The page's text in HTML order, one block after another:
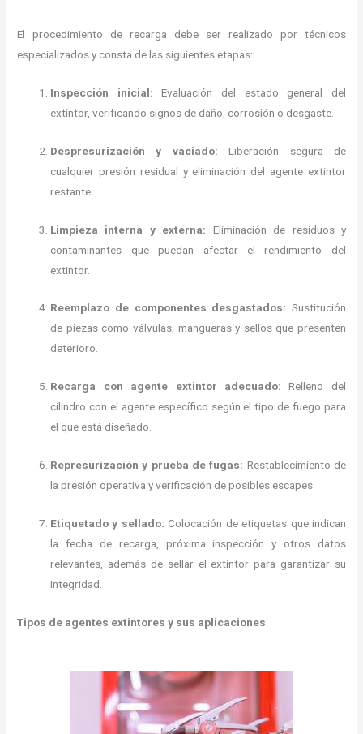
El procedimiento de recarga debe ser realizado por técnicos
especializados y consta de las siguientes etapas:
Inspección inicial:
Evaluación del estado general del
extintor, verificando signos de daño, corrosión o desgaste.
Despresurización y vaciado:
Liberación segura de
cualquier presión residual y eliminación del agente extintor
restante.
Limpieza interna y externa:
Eliminación de residuos y
contaminantes que puedan afectar el rendimiento del
extintor.
Reemplazo de componentes desgastados: Sustitución
de piezas como válvulas, mangueras y sellos que presenten
deterioro.
Recarga con agente extintor adecuado:
Relleno del
cilindro con el agente específico según el tipo de fuego para
el que está diseñado.
Represurización y prueba de fugas: Restablecimiento de
la presión operativa y verificación de posibles escapes.
Etiquetado y sellado: Colocación de etiquetas que indican
la fecha de recarga, próxima inspección y otros datos
relevantes, además de sellar el extintor para garantizar su
integridad.
Tipos de agentes extintores y sus aplicaciones